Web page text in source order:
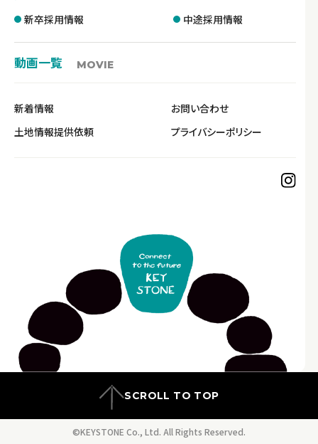
新卒採用情報 中途採用情報
動画一覧 MOVIE
新着情報
お問い合わせ
土地情報提供依頼
プライバシーポリシー
SCROLL TO TOP
©KEYSTONE Co., Ltd. All Rights Reserved.